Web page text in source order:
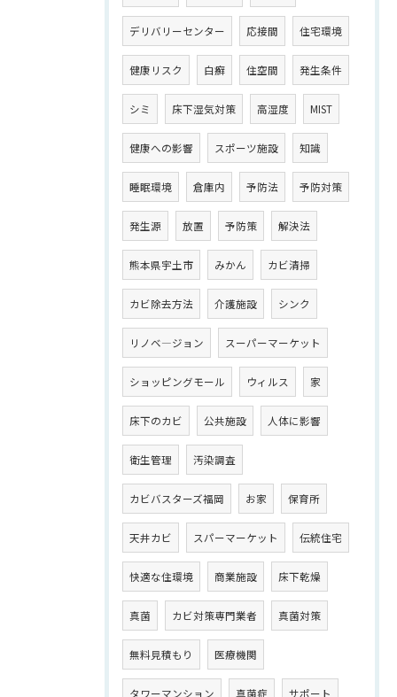
デリバリーセンター 応接間 住宅環境
健康リスク 白癬 住空間 発生条件
シミ 床下湿気対策 高湿度 MIST
健康への影響 スポーツ施設 知識
睡眠環境 倉庫内 予防法 予防対策
発生源 放置 予防策 解決法
熊本県宇土市 みかん カビ清掃
カビ除去方法 介護施設 シンク
リノベ―ジョン スーパーマーケット
ショッピングモール ウィルス 家
床下のカビ 公共施設 人体に影響
衛生管理 汚染調査
カビバスターズ福岡 お家 保育所
天井カビ スパーマーケット 伝統住宅
快適な住環境 商業施設 床下乾燥
真菌 カビ対策専門業者 真菌対策
無料見積もり 医療機関
タワーマンション 真菌症 サポート